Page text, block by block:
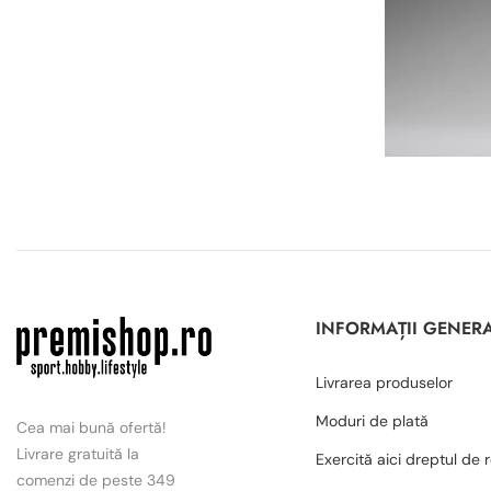
Cea mai bună ofertă!
Livrare gratuită la
comenzi de peste 349
INFORMAȚII
Livrarea produselor
Moduri de plată
Exercită aici dreptul de